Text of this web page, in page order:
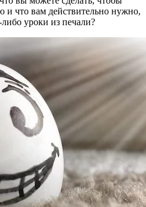
что вам действительно нужно,
уроки из печали?